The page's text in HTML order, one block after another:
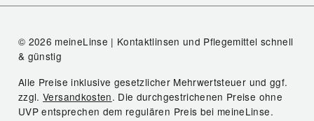
© 2026 meineLinse | Kontaktlinsen und Pflegemittel schnell
& günstig
Alle Preise inklusive gesetzlicher Mehrwertsteuer und ggf.
zzgl.Versandkosten. Die durchgestrichenen Preise ohne
UVP entsprechen dem regulären Preis bei meineLinse.